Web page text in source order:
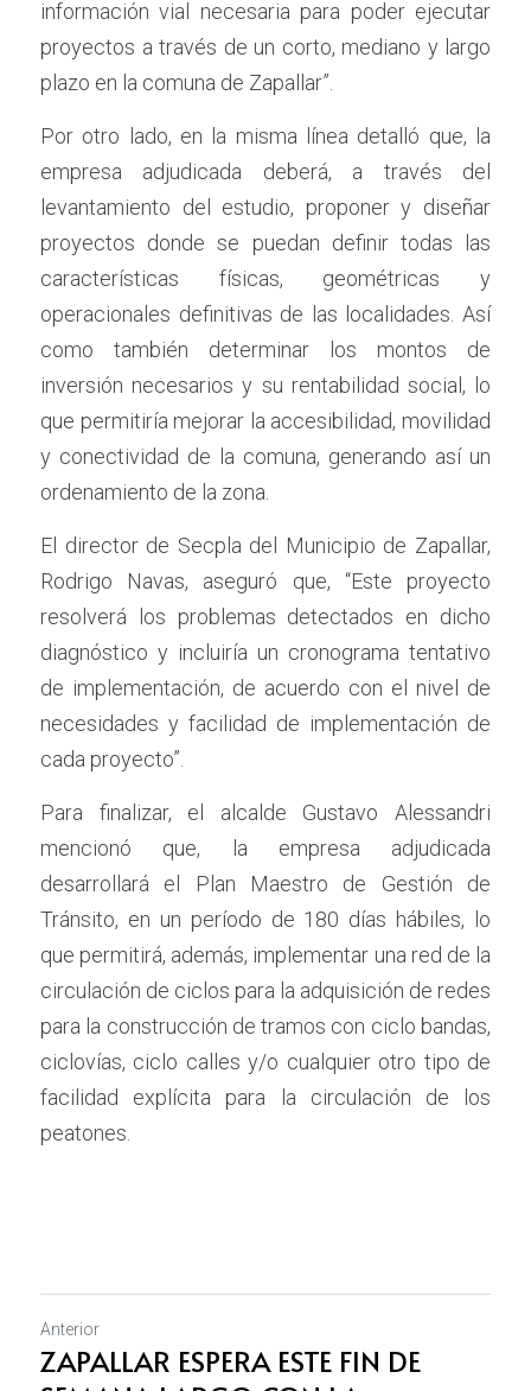
información vial necesaria para poder ejecutar
proyectos a través de un corto, mediano y largo
plazo en la comuna de Zapallar”.
Por otro lado, en la misma línea detalló que, la
empresa adjudicada deberá, a través del
levantamiento del estudio, proponer y diseñar
proyectos donde se puedan definir todas las
características físicas, geométricas y
operacionales definitivas de las localidades. Así
como también determinar los montos de
inversión necesarios y su rentabilidad social, lo
que permitiría mejorar la accesibilidad, movilidad
y conectividad de la comuna, generando así un
ordenamiento de la zona.
El director de Secpla del Municipio de Zapallar,
Rodrigo Navas, aseguró que, “Este proyecto
resolverá los problemas detectados en dicho
diagnóstico y incluiría un cronograma tentativo
de implementación, de acuerdo con el nivel de
necesidades y facilidad de implementación de
cada proyecto”.
Para finalizar, el alcalde Gustavo Alessandri
mencionó que, la empresa adjudicada
desarrollará el Plan Maestro de Gestión de
Tránsito, en un período de 180 días hábiles, lo
que permitirá, además, implementar una red de la
circulación de ciclos para la adquisición de redes
para la construcción de tramos con ciclo bandas,
ciclovías, ciclo calles y/o cualquier otro tipo de
facilidad explícita para la circulación de los
peatones.
Anterior
ZAPALLAR ESPERA ESTE FIN DE